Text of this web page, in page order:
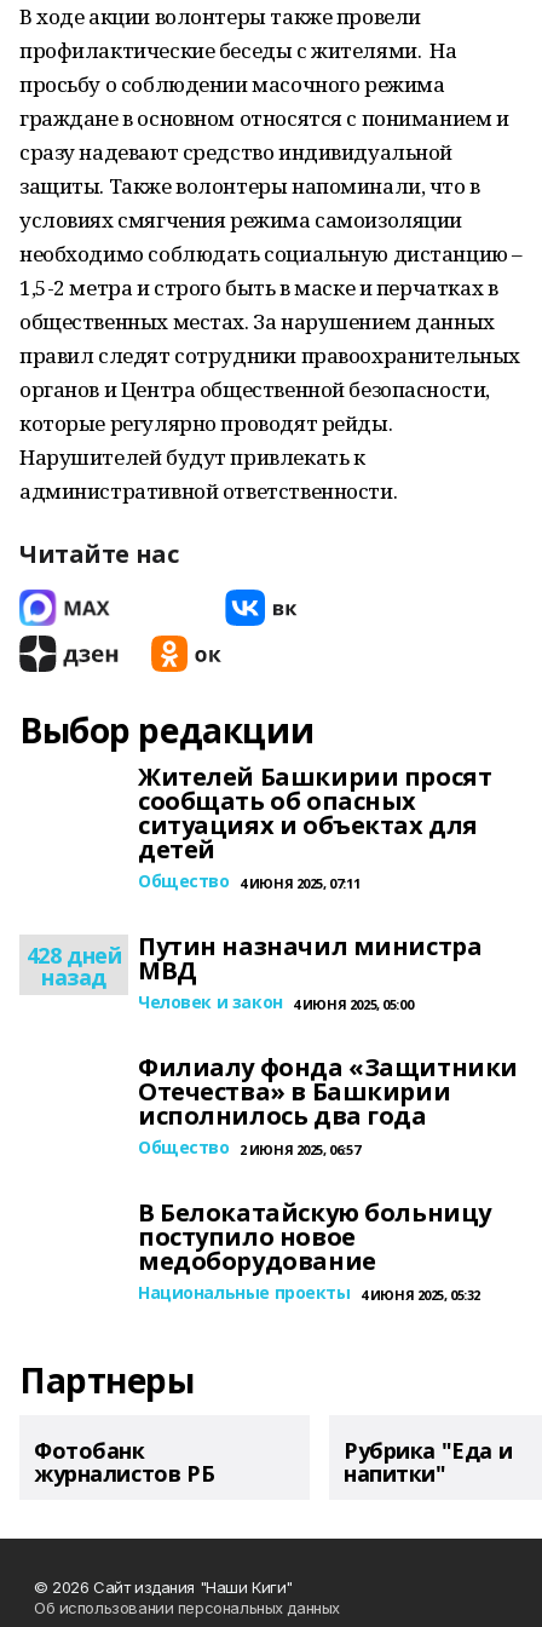
В ходе акции волонтеры также провели
профилактические беседы с жителями. На
просьбу о соблюдении масочного режима
граждане в основном относятся с пониманием и
сразу надевают средство индивидуальной
защиты. Также волонтеры напоминали, что в
условиях смягчения режима самоизоляции
необходимо соблюдать социальную дистанцию –
1,5-2 метра и строго быть в маске и перчатках в
общественных местах. За нарушением данных
правил следят сотрудники правоохранительных
органов и Центра общественной безопасности,
которые регулярно проводят рейды.
Нарушителей будут привлекать к
административной ответственности.
Читайте нас
Выбор редакции
Жителей Башкирии просят
сообщать об опасных
ситуациях и объектах для
детей
Общество 4 ИЮНЯ 2025, 07:11
428 дней
назад
Путин назначил министра
МВД
Человек и закон 4 ИЮНЯ 2025, 05:00
Филиалу фонда «Защитники
Отечества» в Башкирии
исполнилось два года
Общество 2 ИЮНЯ 2025, 06:57
В Белокатайскую больницу
поступило новое
медоборудование
Национальные проекты 4 ИЮНЯ 2025, 05:32
Партнеры
Фотобанк
журналистов РБ
Рубрика "Еда и
напитки"
© 2026 Сайт издания "Наши Киги"
Об использовании персональных данных